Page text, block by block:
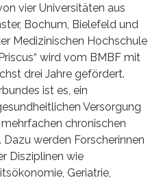
vier Universitäten aus
Bochum, Bielefeld und
Medizinischen Hochschule
wird vom BMBF mit
drei Jahre gefördert.
ist es, ein
Versorgung
chronischen
werden Forscherinnen
Disziplinen wie
Geriatrie,